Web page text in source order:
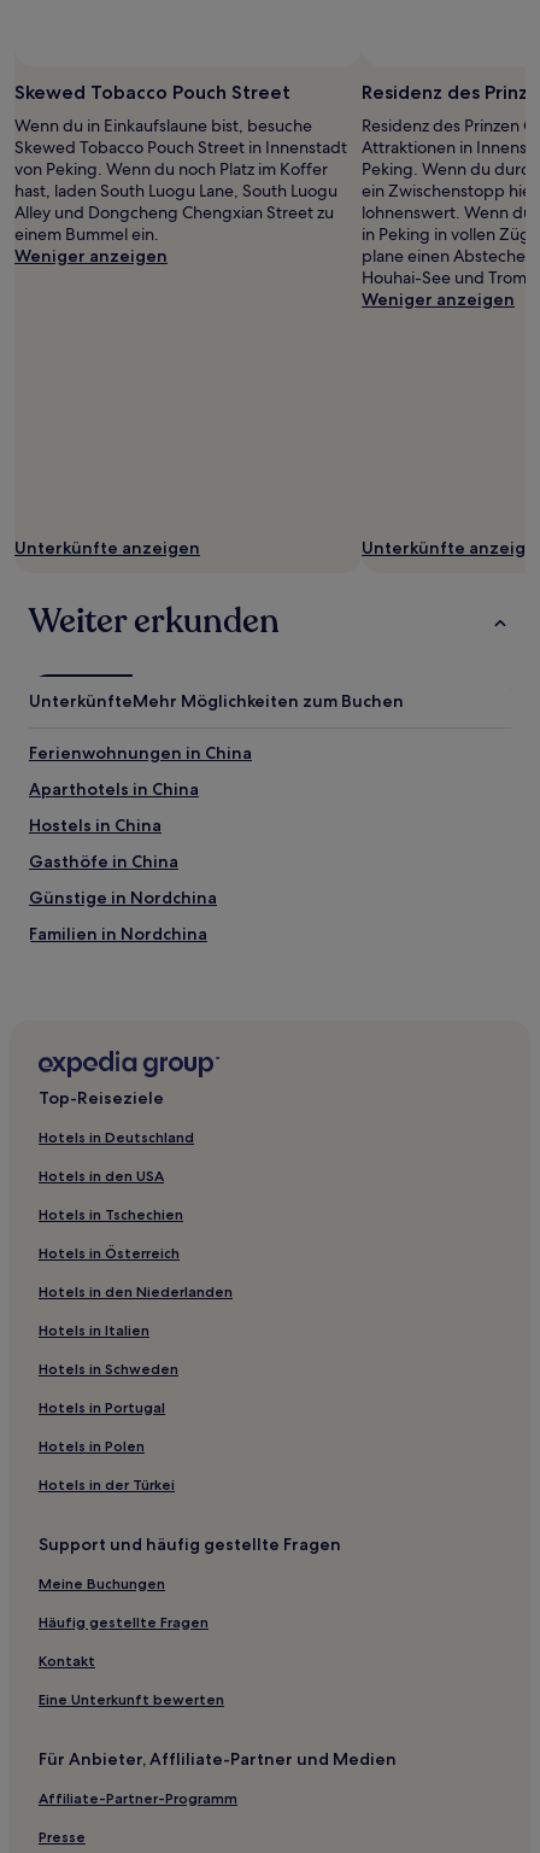
Skewed Tobacco Pouch Street
Wenn du in Einkaufslaune bist, besuche
Skewed Tobacco Pouch Street in Innenstadt
von Peking. Wenn du noch Platz im Koffer
hast, laden South Luogu Lane, South Luogu
Alley und Dongcheng Chengxian Street zu
einem Bummel ein.
Weniger anzeigen
Unterkünfte anzeigen
Residenz des
Residenz des Prinzen
Attraktionen in
Peking. Wenn du
ein Zwischenstopp
lohnenswert. Wenn
in Peking in vollen
plane einen Abstecher
Houhai-See und
Weniger anzeigen
Unterkünfte
Weiter erkunden
UnterkünfteMehr Möglichkeiten zum Buchen
Ferienwohnungen in China
Aparthotels in China
Hostels in China
Gasthöfe in China
Günstige in Nordchina
Familien in Nordchina
Hotels mit Küchenzeile in China
Hotels mit inbegriffenem Frühstück in China
Günstige in China
Hotels mit Pool in China
Hotels mit Fitnessbereich in China
Familien in China
Hotels mit Wellnessbereich in China
Strand in China
Luxus in China
Hotels mit Shoppingmöglichkeit in China
Lgbtqia-Freundliche in China
Hotels nahe Universität für Geowissenschaften China in
Peking
Hotels nahe U-Bahn-Station Wulu
Hotels nahe Jinyu Hutong Station
Peking
Top-Reiseziele
Hotels in Deutschland
Hotels in den USA
Hotels in Tschechien
Hotels in Österreich
Hotels in den Niederlanden
Hotels in Italien
Hotels in Schweden
Hotels in Portugal
Hotels in Polen
Hotels in der Türkei
Support und häufig gestellte Fragen
Meine Buchungen
Häufig gestellte Fragen
Kontakt
Eine Unterkunft bewerten
Für Anbieter, Affliliate-Partner und Medien
Affiliate-Partner-Programm
Presse